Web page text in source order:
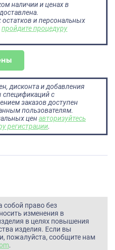
наличии и ценах в
остатков и персональных
пройдите процедуру
дисконта и добавления
с
заказов доступен
пользователям.
ценавторизуйтесь
регистрации.
собой право без
изменения в
в целях повышения
изделия. Если вы
пожалуйста, сообщите нам
.